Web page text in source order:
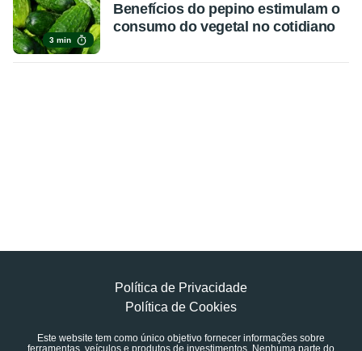
3 min
Benefícios do pepino estimulam o
consumo do vegetal no cotidiano
Política de Privacidade